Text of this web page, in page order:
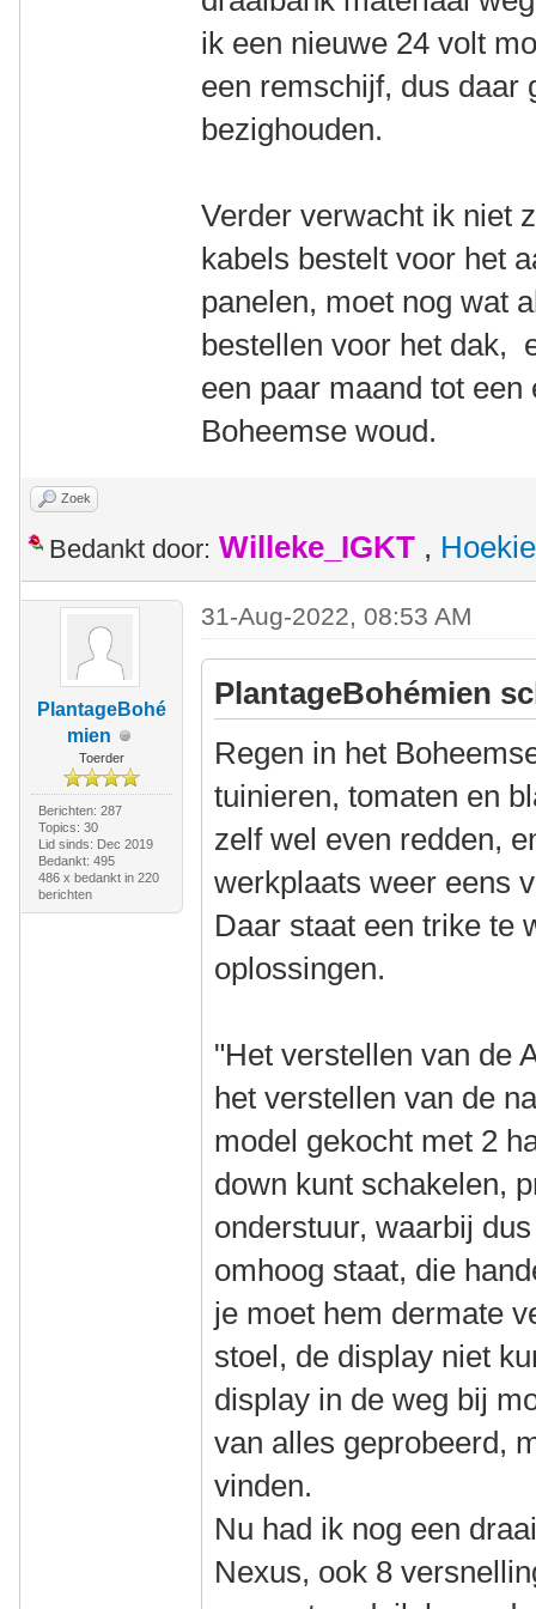
ik een nieuwe 24 volt
een remschijf, dus daar
bezighouden.
Verder verwacht ik niet
kabels bestelt voor het
panelen, moet nog wat
bestellen voor het dak,
een paar maand tot
Boheemse woud.
Zoek
Bedankt door: Willeke_IGKT , Hoekie
PlantageBohé
mien
Toerder
Berichten: 287
Topics: 30
Lid sinds: Dec 2019
Bedankt: 495
486 x bedankt in 220
berichten
31-Aug-2022, 08:53 AM
PlantageBohémien
Regen in het
tuinieren, tomaten en
zelf wel even redden,
werkplaats weer eens
Daar staat een trike te
oplossingen.
"Het verstellen van de
het verstellen van de
model gekocht met 2
down kunt schakelen,
onderstuur, waarbij
omhoog staat, die
je moet hem dermate
stoel, de display niet
display in de weg bij
van alles geprobeerd,
vinden.
Nu had ik nog een
Nexus, ook 8